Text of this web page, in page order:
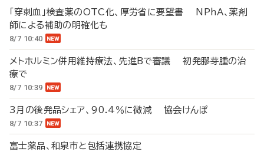
「穿刺血」検査薬のOTC化、厚労省に要望書 NPhA、薬剤
師による補助の明確化も
8/7 10:40
メトホルミン併用維持療法、先進Bで審議 初発膠芽腫の治
療で
8/7 10:39
3月の後発品シェア、90.4％に微減 協会けんぽ
8/7 10:37
富士薬品、和泉市と包括連携協定